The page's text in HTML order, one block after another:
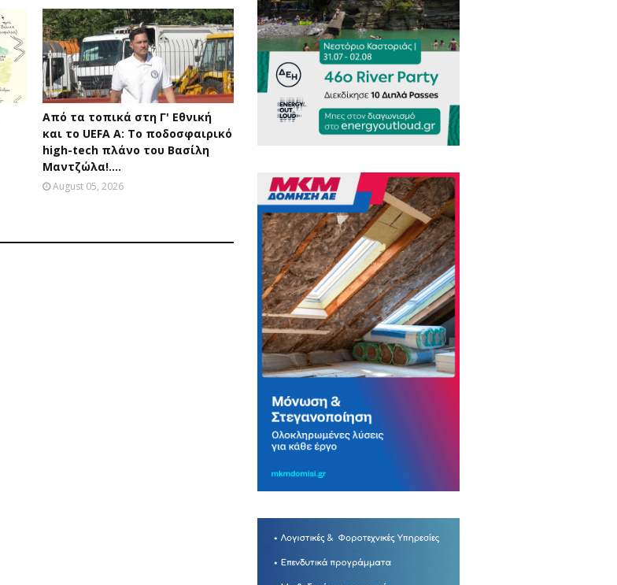
Από τα τοπικά στη Γ' Εθνική
και το UEFA A: Το ποδοσφαιρικό
high-tech πλάνο του Βασίλη
Μαντζώλα!....
August 05, 2026